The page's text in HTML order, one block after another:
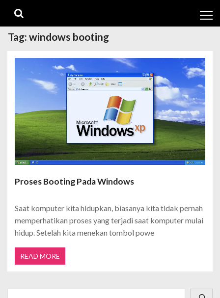
navigation
content
Tag:windows booting
Proses Booting Pada Windows
Saat komputer kita hidupkan, biasanya kita tidak pernah
memperhatikan proses yang terjadi saat komputer mulai
hidup. Setelah kita menekan tombol powe
READ MORE